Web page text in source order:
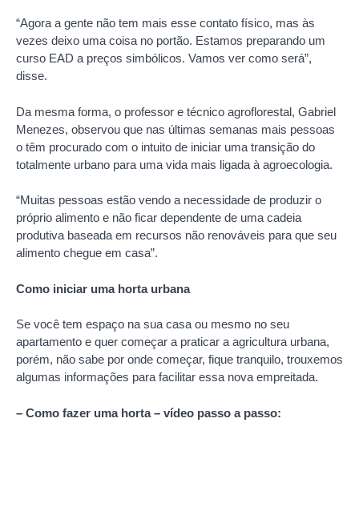
“Agora a gente não tem mais esse contato físico, mas às
vezes deixo uma coisa no portão. Estamos preparando um
curso EAD a preços simbólicos. Vamos ver como será”,
disse.
Da mesma forma, o professor e técnico agroflorestal, Gabriel
Menezes, observou que nas últimas semanas mais pessoas
o têm procurado com o intuito de iniciar uma transição do
totalmente urbano para uma vida mais ligada à agroecologia.
“Muitas pessoas estão vendo a necessidade de produzir o
próprio alimento e não ficar dependente de uma cadeia
produtiva baseada em recursos não renováveis para que seu
alimento chegue em casa”.
Como iniciar uma horta urbana
Se você tem espaço na sua casa ou mesmo no seu
apartamento e quer começar a praticar a agricultura urbana,
porém, não sabe por onde começar, fique tranquilo, trouxemos
algumas informações para facilitar essa nova empreitada.
– Como fazer uma horta – vídeo passo a passo: